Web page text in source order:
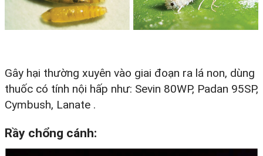
Gây hại thường xuyên vào giai đoạn ra lá non, dùng
thuốc có tính nội hấp như: Sevin 80WP, Padan 95SP,
Cymbush, Lanate .
Rầy chổng cánh: